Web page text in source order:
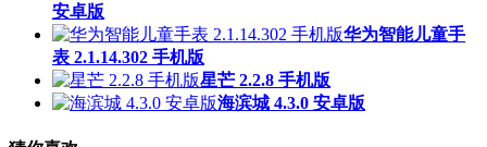
安卓版
华为智能儿童手
表 2.1.14.302 手机版
星芒 2.2.8 手机版
海滨城 4.3.0 安卓版